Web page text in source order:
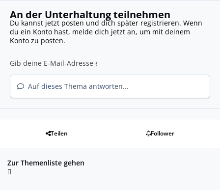
An der Unterhaltung teilnehmen
Du kannst jetzt posten und dich später registrieren. Wenn
du ein Konto hast, melde dich jetzt an, um mit deinem
Konto zu posten.
Auf dieses Thema antworten...
Teilen Follower
Zur Themenliste gehen